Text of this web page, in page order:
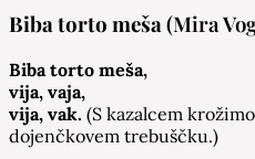
Biba torto meša(Mira
Biba torto meša,
vija, vaja,
vija, vak. (S kazalcem
dojenčkovem trebuščku.)